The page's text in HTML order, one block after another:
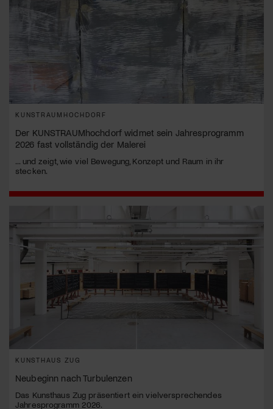
KUNSTRAUMHOCHDORF
Der KUNSTRAUMhochdorf widmet sein Jahresprogramm
2026 fast vollständig der Malerei
... und zeigt, wie viel Bewegung, Konzept und Raum in ihr
stecken.
KUNSTHAUS ZUG
Neubeginn nach Turbulenzen
Das Kunsthaus Zug präsentiert ein vielversprechendes
Jahresprogramm 2026.